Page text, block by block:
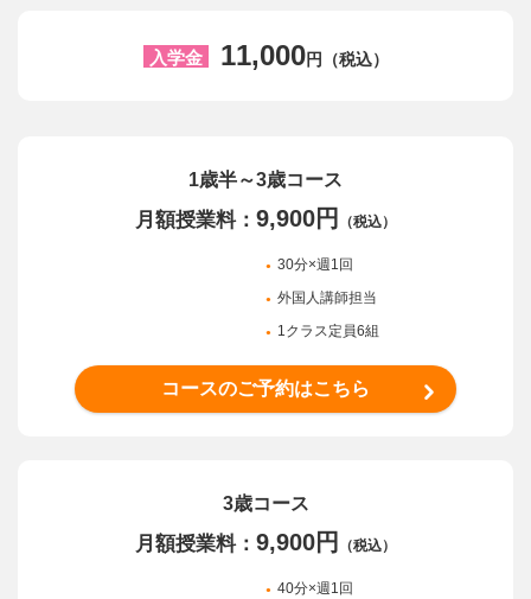
入学金 11,000円（税込）
1歳半～3歳コース
月額授業料： 9,900円 （税込）
30分×週1回
外国人講師担当
1クラス定員6組
コースのご予約はこちら
3歳コース
月額授業料： 9,900円 （税込）
40分×週1回